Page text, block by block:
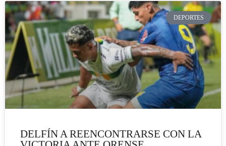
DEPORTES
DELFÍN A REENCONTRARSE CON LA